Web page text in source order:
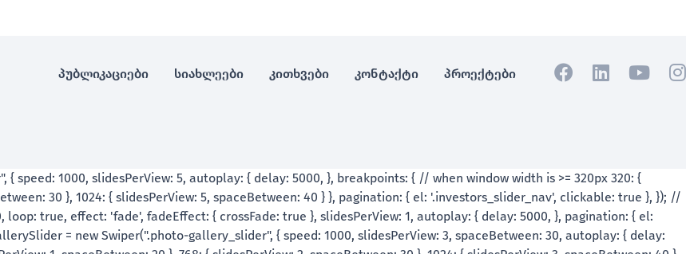
პუბლიკაციები სიახლეები კითხვები კონტაქტი პროექტები